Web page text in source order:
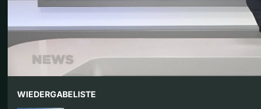
WIEDERGABELISTE